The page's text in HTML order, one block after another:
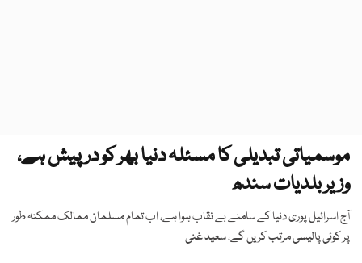
موسمیاتی تبدیلی کا مسئلہ دنیا بھر کو درپیش ہے،
وزیر بلدیات سندھ
آج اسرائیل پوری دنیا کے سامنے بے نقاب ہوا ہے، اب تمام مسلمان ممالک ممکنہ طور
پر کوئی پالیسی مرتب کریں گے، سعید غنی